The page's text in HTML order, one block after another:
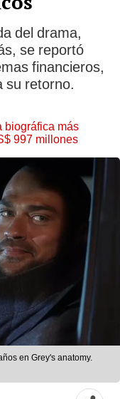
del drama,
se reportó
financieros,
su retorno.
biográfica más
997 millones
en Grey's anatomy.